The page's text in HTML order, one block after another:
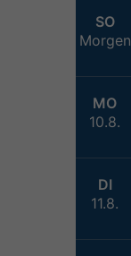
SO
Morgen
MO
10.8.
DI
11.8.